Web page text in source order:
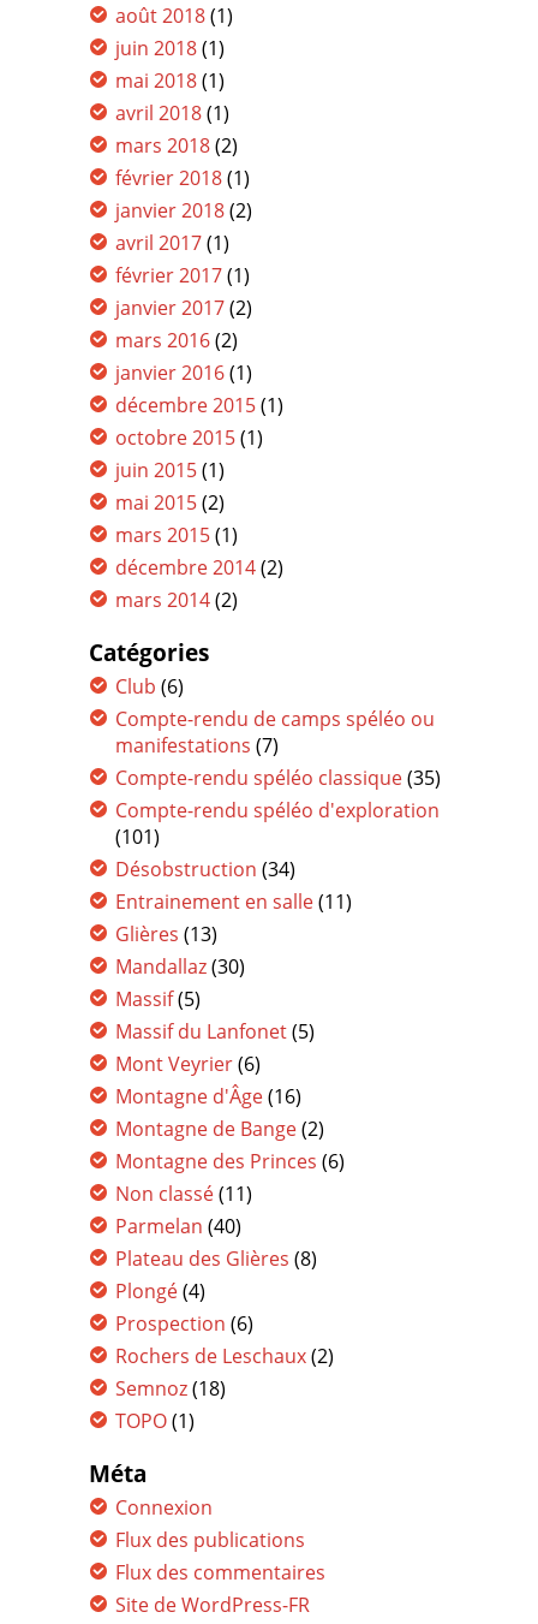
août 2018(1)
juin 2018(1)
mai 2018(1)
avril 2018(1)
mars 2018(2)
février 2018(1)
janvier 2018(2)
avril 2017(1)
février 2017(1)
janvier 2017(2)
mars 2016(2)
janvier 2016(1)
décembre 2015(1)
octobre 2015(1)
juin 2015(1)
mai 2015(2)
mars 2015(1)
décembre 2014(2)
mars 2014(2)
Catégories
Club (6)
Compte-rendu de camps spéléo ou
manifestations (7)
Compte-rendu spéléo classique(35)
Compte-rendu spéléo d'exploration
(101)
Désobstruction (34)
Entrainement en salle(11)
Glières (13)
Mandallaz(30)
Massif(5)
Massif du Lanfonet(5)
Mont Veyrier(6)
Montagne d'Âge(16)
Montagne de Bange(2)
Montagne des Princes (6)
Non classé(11)
Parmelan (40)
Plateau des Glières (8)
Plongé(4)
Prospection (6)
Rochers de Leschaux(2)
Semnoz(18)
TOPO(1)
Méta
Connexion
Flux des publications
Flux des commentaires
Site de WordPress-FR